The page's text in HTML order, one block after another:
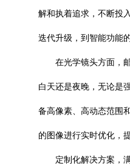
解和执着追求，不断投
迭代升级，到智能功能
在光学镜头方面，邮
白天还是夜晚，无论是
备高像素、高动态范围
的图像进行实时优化，
定制化解决方案，满